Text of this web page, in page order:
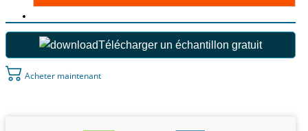
Télécharger un échantillon gratuit
Acheter maintenant